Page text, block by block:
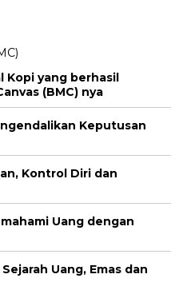
Kopi yang berhasil
(BMC) nya
Keputusan
Kontrol Diri dan
Uang dengan
Uang, Emas dan